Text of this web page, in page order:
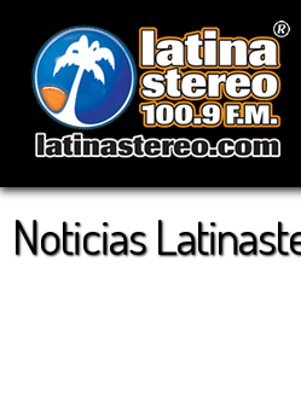
Noticias